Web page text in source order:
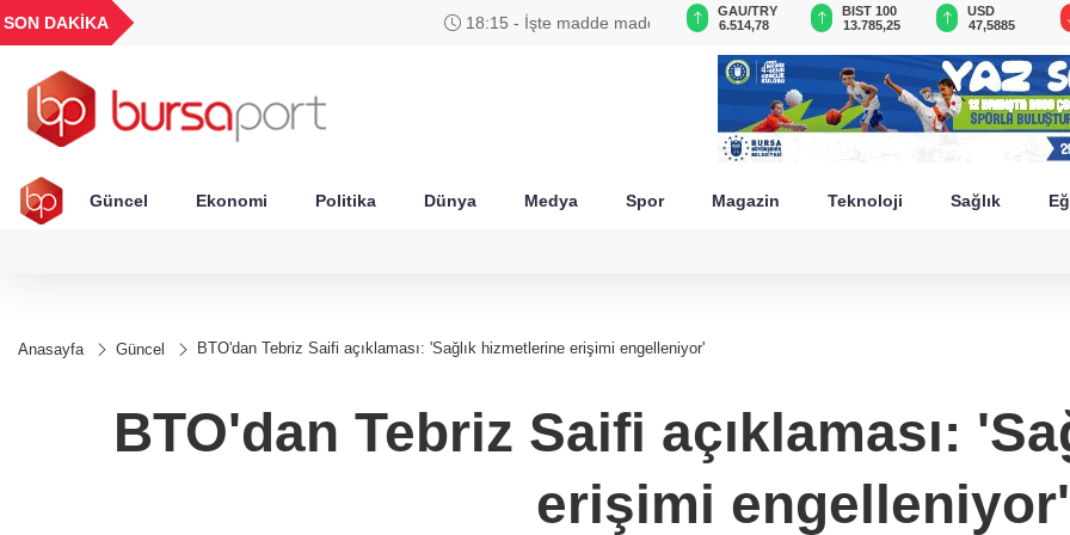
SON DAKİKA 18:15 - İşte madde madde 'Çerçeve Yasa' teklifi
1,1820
18,1983
0,0018
GAU/TRY
6.514,78
BIST 100
13.785,25
USD
47,5885
54,9746
Güncel Ekonomi Politika Dünya Medya Spor Magazin Teknoloji Sağlık
Anasayfa Güncel BTO'dan Tebriz Saifi açıklaması: 'Sağlık hizmetlerine erişimi engelleniyor'
BTO'dan Tebriz Saifi açıklaması:
erişimi engelleniyor'